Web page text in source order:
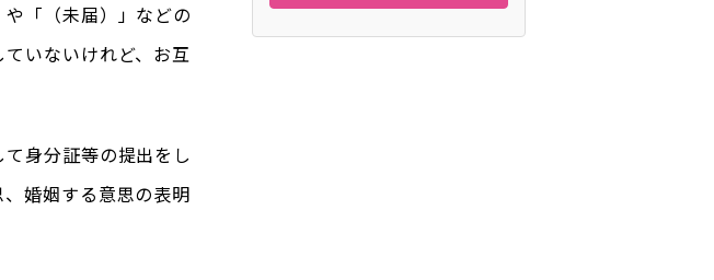
「（未届）」などの
いないけれど、お互
身分証等の提出をし
婚姻する意思の表明